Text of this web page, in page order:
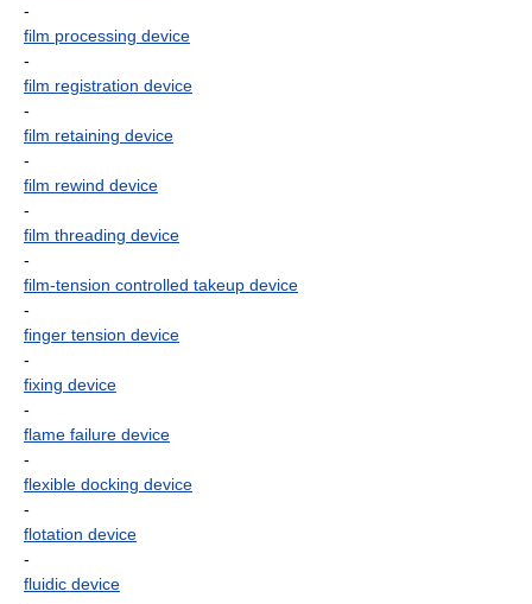
-
film processing device
-
film registration device
-
film retaining device
-
film rewind device
-
film threading device
-
film-tension controlled takeup device
-
finger tension device
-
fixing device
-
flame failure device
-
flexible docking device
-
flotation device
-
fluidic device